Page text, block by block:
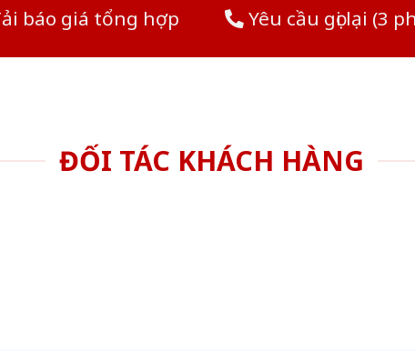
báo giá tổng hợp Yêu cầu gọi lại (3
ĐỐI TÁC KHÁCH HÀNG